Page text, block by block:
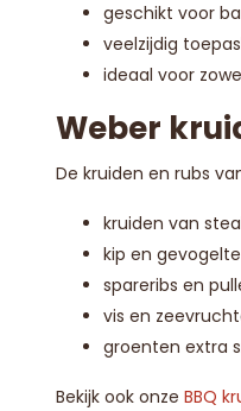
geschikt voor
veelzijdig
ideaal voor
Weber
De kruiden en rubs
kruiden van
kip en
spareribs en
vis en
groenten extra
Bekijk ook onze BBQ